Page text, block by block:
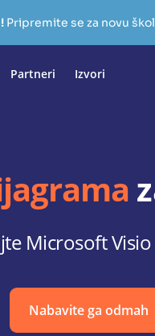
Pripremite se za novu
Partneri Izvori
Microsoft
Nabavite ga odmah